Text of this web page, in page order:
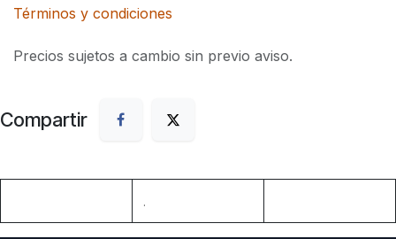
Términos y condiciones
Precios sujetos a cambio sin previo aviso.
Compartir
.